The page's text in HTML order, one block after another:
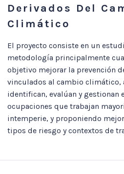
Derivados Del
Climático
El proyecto consiste en un
metodología principalmente
objetivo mejorar la prevención
vinculados al cambio climático,
identifican, evalúan y gestionan
ocupaciones que trabajan
intemperie, y proponiendo
tipos de riesgo y contextos de